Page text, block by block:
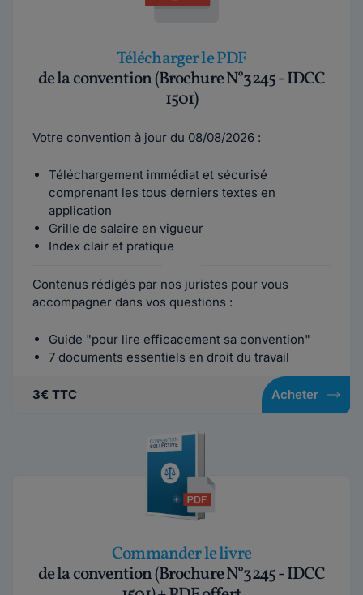
Télécharger le PDF
de la convention (Brochure N°3245 - IDCC
1501)
Votre convention à jour du 08/08/2026 :
Téléchargement immédiat et sécurisé
comprenant les tous derniers textes en
application
Grille de salaire en vigueur
Index clair et pratique
Contenus rédigés par nos juristes pour vous
accompagner dans vos questions :
Guide "pour lire efficacement sa convention"
7 documents essentiels en droit du travail
3€ TTC Acheter
Commander le livre
de la convention (Brochure N°3245 - IDCC